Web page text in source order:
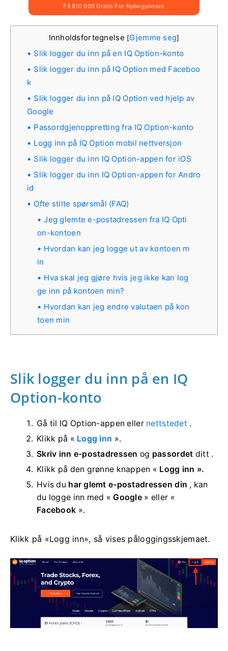
Få $10 000 Gratis For Nybegynnere
Innholdsfortegnelse [Gjemme seg]
Slik logger du inn på en IQ Option-konto
Slik logger du inn på IQ Option med Faceboo
k
Slik logger du inn på IQ Option ved hjelp av
Google
Passordgjenoppretting fra IQ Option-konto
Logg inn på IQ Option mobil nettversjon
Slik logger du inn IQ Option-appen for iOS
Slik logger du inn IQ Option-appen for Andro
id
Ofte stilte spørsmål (FAQ)
Jeg glemte e-postadressen fra IQ Opti
on-kontoen
Hvordan kan jeg logge ut av kontoen m
in
Hva skal jeg gjøre hvis jeg ikke kan log
ge inn på kontoen min?
Hvordan kan jeg endre valutaen på kon
toen min
Slik logger du inn på en IQ
Option-konto
Gå til IQ Option-appen eller nettstedet .
Klikk på « Logg inn ».
Skriv inn e-postadressen og passordet ditt .
Klikk på den grønne knappen « Logg inn ».
Hvis du har glemt e-postadressen din , kan
du logge inn med «Google » eller «
Facebook ».
Klikk på «Logg inn», så vises påloggingsskjemaet.